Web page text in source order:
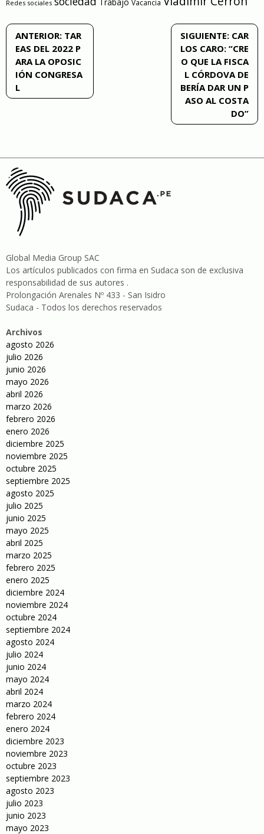
Redes sociales Trabajo Vacancia
Navegación
de
entradas
ANTERIOR: TAR
EAS DEL 2022 P
ARA LA OPOSIC
IÓN CONGRESA
L
SIGUIENTE: CAR
LOS CARO: “CRE
O QUE LA FISCA
L CÓRDOVA DE
BERÍA DAR UN P
ASO AL COSTA
DO”
Global Media Group SAC
Los artículos publicados con firma en Sudaca son de exclusiva
responsabilidad de sus autores .
Prolongación Arenales Nº 433 - San Isidro
Sudaca - Todos los derechos reservados
Archivos
agosto 2026
julio 2026
junio 2026
mayo 2026
abril 2026
marzo 2026
febrero 2026
enero 2026
diciembre 2025
noviembre 2025
octubre 2025
septiembre 2025
agosto 2025
julio 2025
junio 2025
mayo 2025
abril 2025
marzo 2025
febrero 2025
enero 2025
diciembre 2024
noviembre 2024
octubre 2024
septiembre 2024
agosto 2024
julio 2024
junio 2024
mayo 2024
abril 2024
marzo 2024
febrero 2024
enero 2024
diciembre 2023
noviembre 2023
octubre 2023
septiembre 2023
agosto 2023
julio 2023
junio 2023
mayo 2023